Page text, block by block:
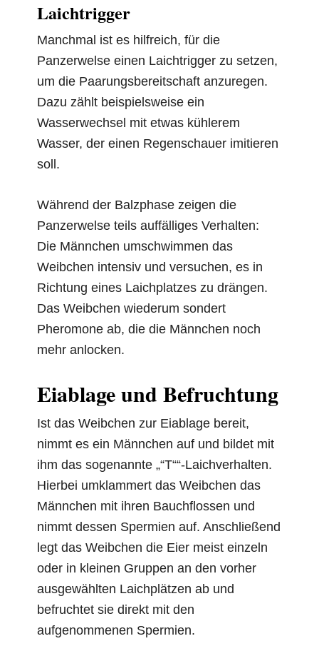
Laichtrigger
Manchmal ist es hilfreich, für die
Panzerwelse einen Laichtrigger zu setzen,
um die Paarungsbereitschaft anzuregen.
Dazu zählt beispielsweise ein
Wasserwechsel mit etwas kühlerem
Wasser, der einen Regenschauer imitieren
soll.
Während der Balzphase zeigen die
Panzerwelse teils auffälliges Verhalten:
Die Männchen umschwimmen das
Weibchen intensiv und versuchen, es in
Richtung eines Laichplatzes zu drängen.
Das Weibchen wiederum sondert
Pheromone ab, die die Männchen noch
mehr anlocken.
Eiablage und Befruchtung
Ist das Weibchen zur Eiablage bereit,
nimmt es ein Männchen auf und bildet mit
ihm das sogenannte „“T““-Laichverhalten.
Hierbei umklammert das Weibchen das
Männchen mit ihren Bauchflossen und
nimmt dessen Spermien auf. Anschließend
legt das Weibchen die Eier meist einzeln
oder in kleinen Gruppen an den vorher
ausgewählten Laichplätzen ab und
befruchtet sie direkt mit den
aufgenommenen Spermien.